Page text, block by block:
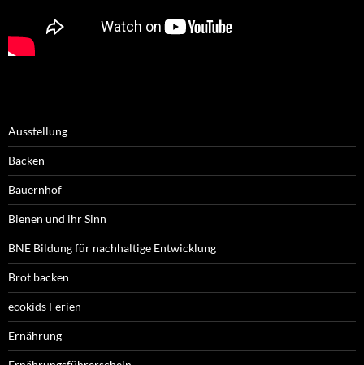
Ausstellung
Backen
Bauernhof
Bienen und ihr Sinn
BNE Bildung für nachhaltige Entwicklung
Brot backen
ecokids Ferien
Ernährung